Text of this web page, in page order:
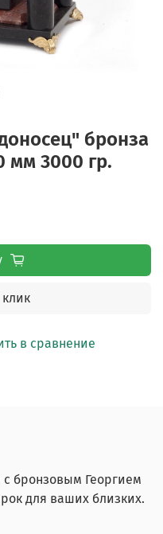
бронза
мм 3000 гр.
в сравнение
клик
бронзовым Георгием
для ваших близких.